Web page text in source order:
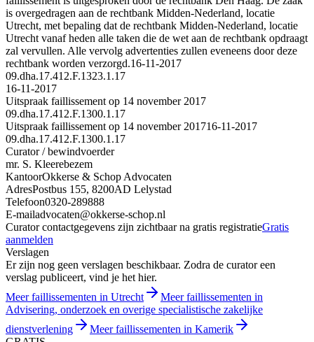
is overgedragen aan de rechtbank Midden-Nederland, locatie
Utrecht, met bepaling dat de rechtbank Midden-Nederland, locatie
Utrecht vanaf heden alle taken die de wet aan de rechtbank opdraagt
zal vervullen. Alle vervolg advertenties zullen eveneens door deze
rechtbank worden verzorgd.16-11-2017
09.dha.17.412.F.1323.1.17
16-11-2017
Uitspraak faillissement op 14 november 2017
09.dha.17.412.F.1300.1.17
Uitspraak faillissement op 14 november 201716-11-2017
09.dha.17.412.F.1300.1.17
Curator / bewindvoerder
mr. S. Kleerebezem
KantoorOkkerse & Schop Advocaten
AdresPostbus 155, 8200AD Lelystad
Telefoon0320-289888
E-mailadvocaten@okkerse-schop.nl
Curator contactgegevens zijn zichtbaar na gratis registratieGratis
aanmelden
Verslagen
Er zijn nog geen verslagen beschikbaar. Zodra de curator een
verslag publiceert, vind je het hier.
Meer faillissementen in Utrecht
Meer faillissementen in
Advisering, onderzoek en overige specialistische zakelijke
dienstverlening
Meer faillissementen in Kamerik